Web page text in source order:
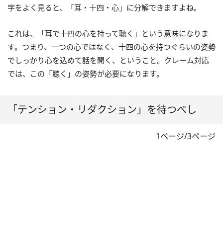
字をよく見ると、「耳・十四・心」に分解できますよね。
これは、「耳で十四の心を持って聴く」という意味になりま
す。つまり、一つの心ではなく、十四の心を持つぐらいの姿勢
でしっかり心を込めて話を聞く、ということ。クレーム対応
では、この「聴く」の姿勢が必要になります。
「テンション・リダクション」を待つべし
1ページ/3ページ